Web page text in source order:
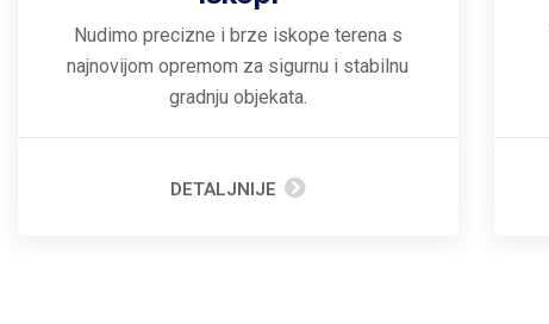
Nudimo precizne i brze iskope terena s
najnovijom opremom za sigurnu i stabilnu
gradnju objekata.
DETALJNIJE